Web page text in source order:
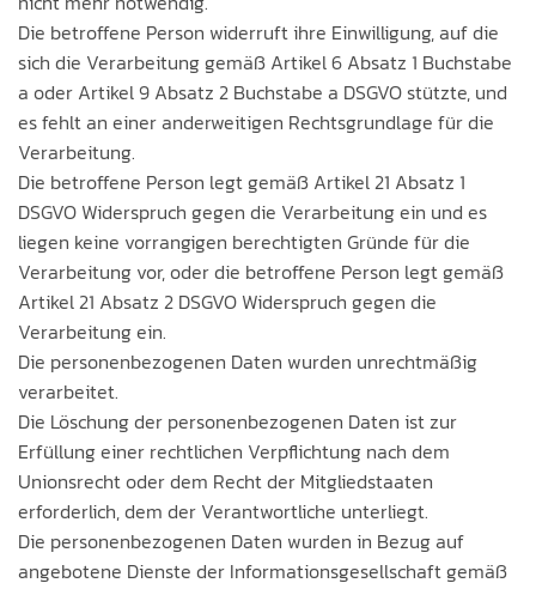
Die betroffene Person widerruft ihre Einwilligung, auf die
sich die Verarbeitung gemäß Artikel 6 Absatz 1 Buchstabe
a oder Artikel 9 Absatz 2 Buchstabe a DSGVO stützte, und
es fehlt an einer anderweitigen Rechtsgrundlage für die
Verarbeitung.
Die betroffene Person legt gemäß Artikel 21 Absatz 1
DSGVO Widerspruch gegen die Verarbeitung ein und es
liegen keine vorrangigen berechtigten Gründe für die
Verarbeitung vor, oder die betroffene Person legt gemäß
Artikel 21 Absatz 2 DSGVO Widerspruch gegen die
Verarbeitung ein.
Die personenbezogenen Daten wurden unrechtmäßig
verarbeitet.
Die Löschung der personenbezogenen Daten ist zur
Erfüllung einer rechtlichen Verpflichtung nach dem
Unionsrecht oder dem Recht der Mitgliedstaaten
erforderlich, dem der Verantwortliche unterliegt.
Die personenbezogenen Daten wurden in Bezug auf
angebotene Dienste der Informationsgesellschaft gemäß